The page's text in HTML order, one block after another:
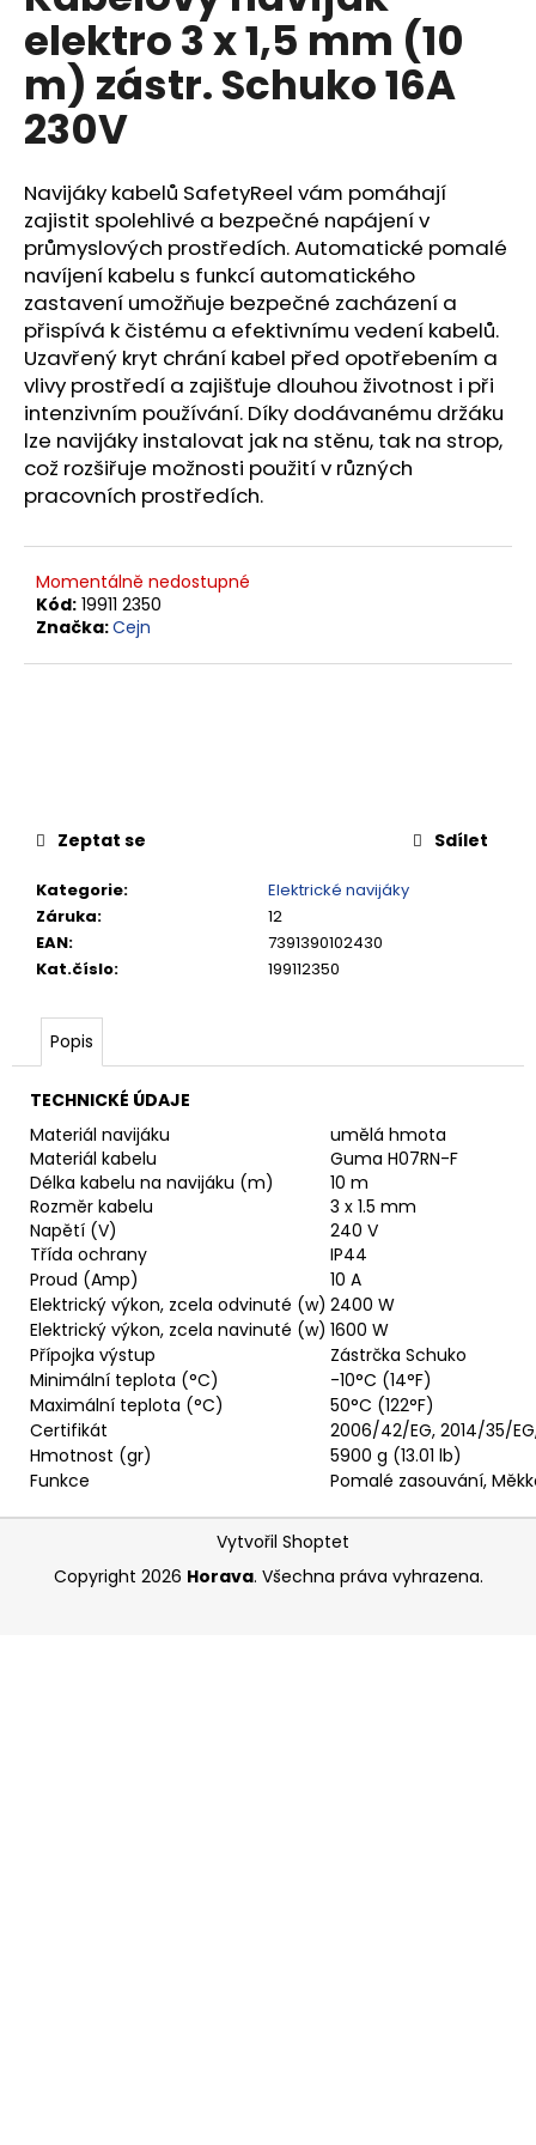
z
5
hvězdiček.
elektro 3 x 1,5 mm (10
m) zástr. Schuko 16A
230V
Navijáky kabelů SafetyReel vám pomáhají
zajistit spolehlivé a bezpečné napájení v
průmyslových prostředích. Automatické pomalé
navíjení kabelu s funkcí automatického
zastavení umožňuje bezpečné zacházení a
přispívá k čistému a efektivnímu vedení kabelů.
Uzavřený kryt chrání kabel před opotřebením a
vlivy prostředí a zajišťuje dlouhou životnost i při
intenzivním používání. Díky dodávanému držáku
lze navijáky instalovat jak na stěnu, tak na strop,
což rozšiřuje možnosti použití v různých
pracovních prostředích.
Momentálně nedostupné
Kód: 19911 2350
Značka:Cejn
Kategorie:
Elektrické navijáky
Záruka:
12
EAN:
7391390102430
Kat.číslo: 199112350
Zeptat se Sdílet
Popis
TECHNICKÉ ÚDAJE
Materiál navijáku
umělá hmota
Materiál kabelu
Guma H07RN-F
Délka kabelu na navijáku (m)
10 m
Rozměr kabelu
3 x 1.5 mm
Napětí (V)
240 V
Třída ochrany
IP44
Proud (Amp)
10 A
Elektrický výkon, zcela odvinuté (w) 2400 W
Elektrický výkon, zcela navinuté (w) 1600 W
Přípojka výstup
Zástrčka Schuko
Minimální teplota (°C)
-10°C (14°F)
Maximální teplota (°C)
50°C (122°F)
Certifikát
2006/42/EG, 2014/35/EG,
Hmotnost (gr)
5900 g (13.01 lb)
Funkce
Pomalé zasouvání,
a
j
í
t
?
HLEDAT
D
o
p
o
r
u
č
e
e
ZÁVIT
Kč
Z
Vytvořil Shoptet
Copyright 2026 Horava. Všechna práva vyhrazena.